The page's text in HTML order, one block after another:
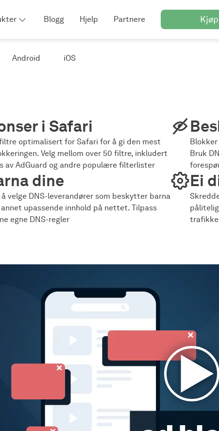
Blogg Hjelp Partnere Kjøp
Android iOS
i Safari
optimalisert for Safari for å gi den mest
Velg mellom over 50 filtre, inkludert
av AdGuard og andre populære filterlister
Bruk
dine
velge DNS-leverandører som beskytter barna
upassende innhold på nettet. Tilpass
egne DNS-regler
Ei